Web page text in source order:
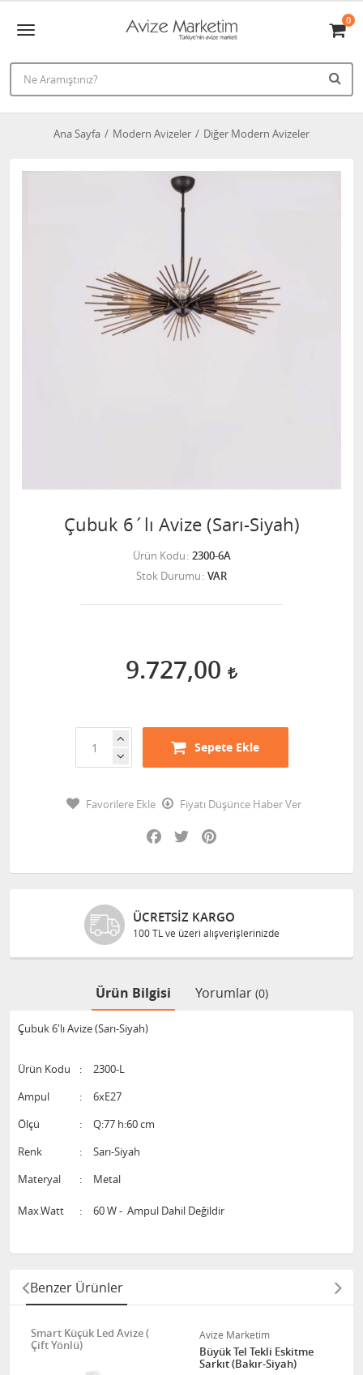
0
Ana Sayfa Modern Avizeler Diğer Modern Avizeler
Çubuk 6´lı Avize (Sarı-Siyah)
Ürün Kodu 2300-6A
Stok Durumu VAR
9.727,00
Sepete Ekle
Favorilere Ekle
Fiyatı Düşünce Haber Ver
Facebook
Twitter
ÜCRETSIZ KARGO
100 TL ve üzeri alışverişlerinizde
Ürün Bilgisi Yorumlar (0)
Çubuk 6'lı Avize (Sarı-Siyah)
Ürün Kodu :
2300-L
Ampul
:
6xE27
Ölçü
:
Q:77 h:60 cm
Renk
:
Sarı-Siyah
Materyal
: Metal
Max.Watt : 60 W - Ampul Dahil Değildir
Benzer Ürünler
Smart Küçük Led Avize (
Çift Yönlü)
Avize Marketim
Büyük Tel Tekli Eskitme
Sarkıt (Bakır-Siyah)